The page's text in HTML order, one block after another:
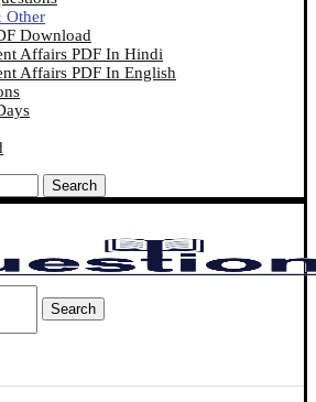
Other
Download
Affairs PDF In Hindi
Affairs PDF In English
Search
Search